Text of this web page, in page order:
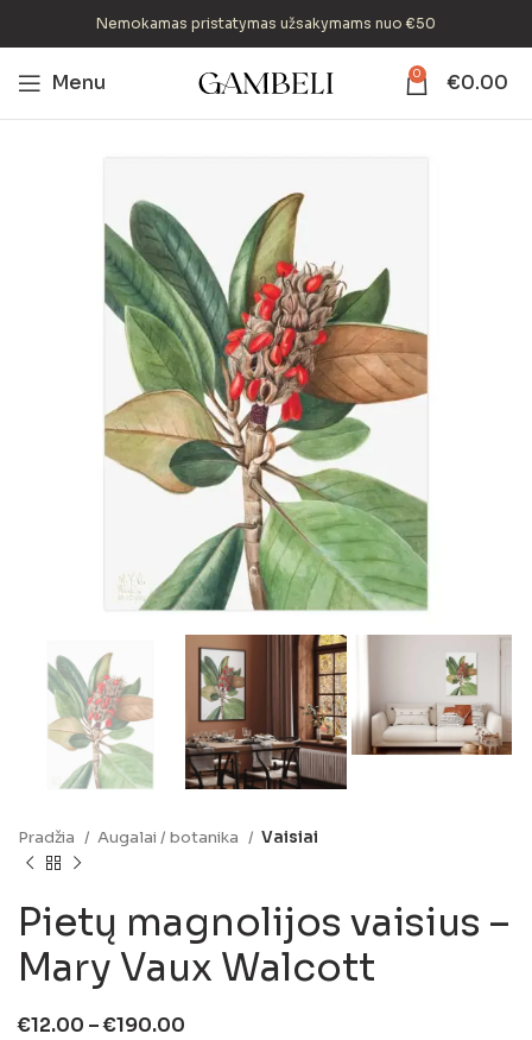
Nemokamas pristatymas užsakymams nuo €50
Menu 0 €0.00
Pradžia Augalai / botanika Vaisiai
Pietų magnolijos vaisius –
Mary Vaux Walcott
€12.00 –€190.00